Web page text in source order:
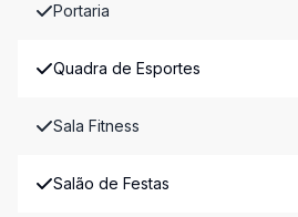
Portaria
Quadra de Esportes
Sala Fitness
Salão de Festas